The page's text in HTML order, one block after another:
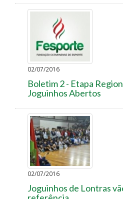
02/07/2016
Boletim 2 - Etapa
Joguinhos Abertos
02/07/2016
Joguinhos de Lontras